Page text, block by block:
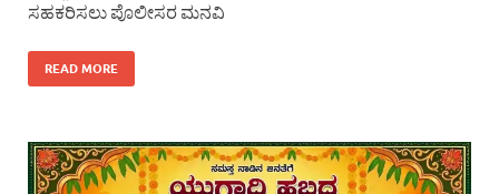
ಸಹಕರಿಸಲು ಪೊಲೀಸರ ಮನವಿ
READ MORE